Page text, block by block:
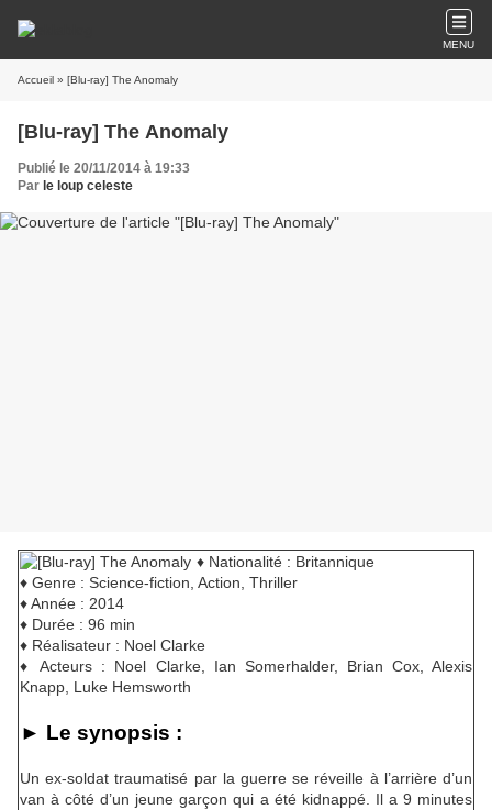
MENU
Accueil » [Blu-ray] The Anomaly
[Blu-ray] The Anomaly
Publié le 20/11/2014 à 19:33
Par le loup celeste
♦ Nationalité : Britannique
♦ Genre : Science-fiction, Action, Thriller
♦ Année : 2014
♦ Durée : 96 min
♦ Réalisateur : Noel Clarke
♦ Acteurs : Noel Clarke, Ian Somerhalder, Brian Cox, Alexis
Knapp, Luke Hemsworth
► Le synopsis :
Un ex-soldat traumatisé par la guerre se réveille à l’arrière d’un
van à côté d’un jeune garçon qui a été kidnappé. Il a 9 minutes